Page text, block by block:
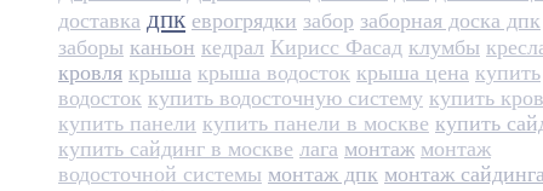
доставка дпк еврогрядки забор заборная доска дпк
заборы каньон кедрал Кирисс Фасад клумбы
кровля крыша крыша водосток крыша цена купить
водосток купить водосточную систему купить
купить панели купить панели в москве купить
купить сайдинг в москве лага монтаж монтаж
водосточной системы монтаж дпк монтаж